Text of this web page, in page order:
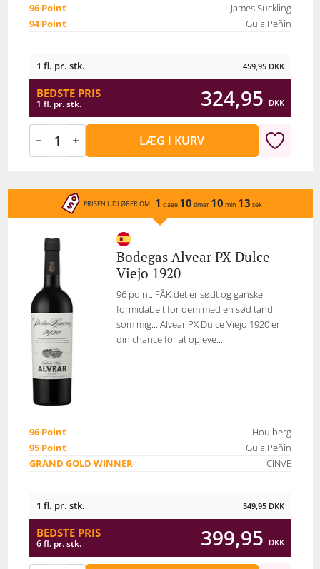
96 Point
James Suckling
94 Point
Guia Peñin
1 fl. pr. stk. 459,95DKK
BEDSTE PRIS
1 fl. pr. stk. 324,95 DKK
LÆG I KURV
PRISEN UDLØBER OM: 1 dage 10 timer 10 min 13 sek
Bodegas Alvear PX Dulce
Viejo 1920
96 point. FÅK det er sødt og ganske
formidabelt for dem med en sød tand
som mig... Alvear PX Dulce Viejo 1920 er
din chance for at opleve...
96 Point
Houlberg
95 Point
Guia Peñin
GRAND GOLD WINNER
CINVE
1 fl. pr. stk. 549,95 DKK
BEDSTE PRIS
6 fl. pr. stk. 399,95 DKK